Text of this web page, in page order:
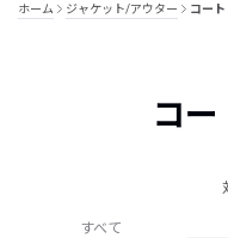
ホーム ジャケット/アウター コー
コ
すべて